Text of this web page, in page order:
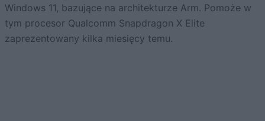
Windows 11, bazujące na architekturze Arm. Pomoże w
tym procesor Qualcomm Snapdragon X Elite
zaprezentowany kilka miesięcy temu.